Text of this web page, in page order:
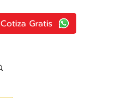
Cotiza Gratis